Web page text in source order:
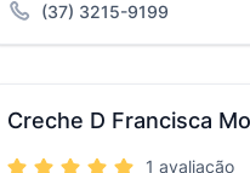
(37) 3215-9199
Creche D Francisca
1 avaliação